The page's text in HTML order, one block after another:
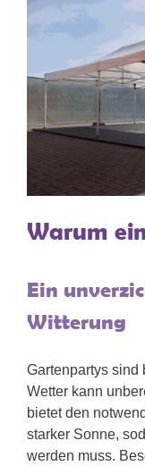
Warum
Ein
Witterung
Gartenpartys sind
Wetter kann
bietet den
starker Sonne,
werden muss.